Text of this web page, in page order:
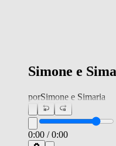
Simone e
porSimone e Simaria
0:00 /0:00